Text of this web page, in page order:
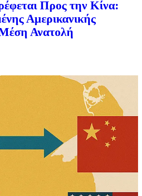
Προς την Κίνα:
Αμερικανικής
Ανατολή